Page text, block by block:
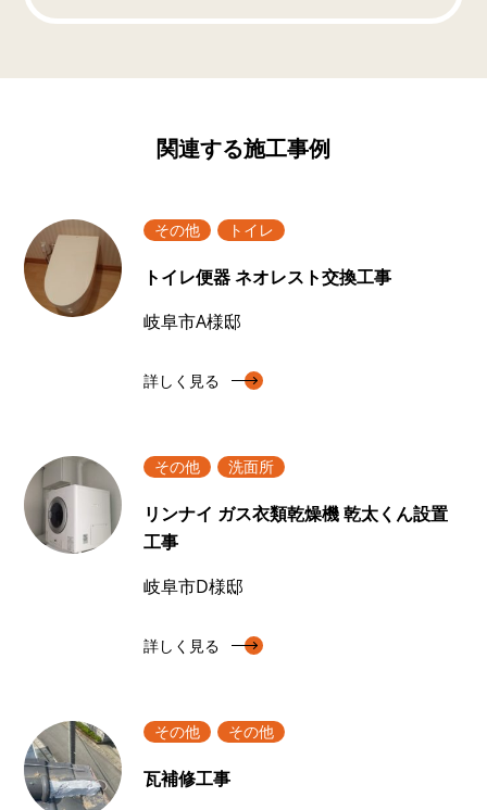
関連する施工事例
その他 トイレ
トイレ便器 ネオレスト交換工事
岐阜市A様邸
詳しく見る
その他 洗面所
リンナイ ガス衣類乾燥機 乾太くん設置
工事
岐阜市D様邸
詳しく見る
その他 その他
瓦補修工事